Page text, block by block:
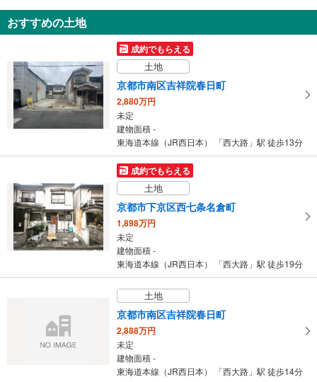
1,350万円
2LDK
建物面積 66.24m
東海道本線（JR西日本） 「西大路」駅 徒歩18分
おすすめの土地
成約でもらえる
土地
京都市南区吉祥院春日町
2,880万円
未定
建物面積 -
東海道本線（JR西日本） 「西大路」駅 徒歩13分
成約でもらえる
土地
京都市下京区西七条名倉町
1,898万円
未定
建物面積 -
東海道本線（JR西日本） 「西大路」駅 徒歩19分
土地
京都市南区吉祥院春日町
2,888万円
未定
建物面積 -
東海道本線（JR西日本） 「西大路」駅 徒歩14分